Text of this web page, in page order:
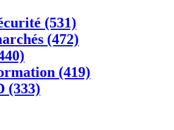
(531)
(472)
(419)
(333)